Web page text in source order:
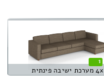
1
4x מערכת ישיבה פינתית